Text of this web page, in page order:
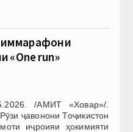
«One run»
/АМИТ «Ховар»/.
ҷавонони Тоҷикистон
иҷроияи ҳокимияти